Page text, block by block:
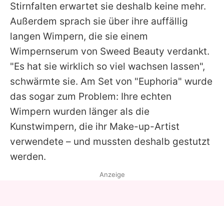
Stirnfalten erwartet sie deshalb keine mehr.
Außerdem sprach sie über ihre auffällig
langen Wimpern, die sie einem
Wimpernserum von Sweed Beauty verdankt.
"Es hat sie wirklich so viel wachsen lassen",
schwärmte sie. Am Set von "Euphoria" wurde
das sogar zum Problem: Ihre echten
Wimpern wurden länger als die
Kunstwimpern, die ihr Make-up-Artist
verwendete – und mussten deshalb gestutzt
werden.
Anzeige